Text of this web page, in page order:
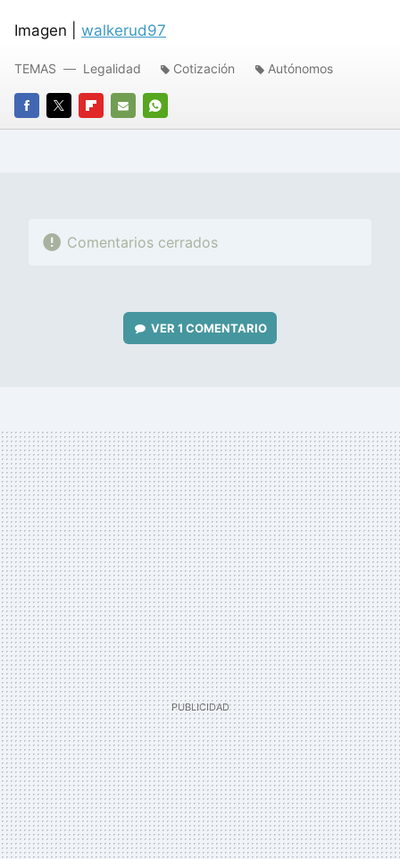
Imagen | walkerud97
FACEBOOK
TWITTERFLIPBOARD
E-
WHATSAPP
TEMAS Legalidad Cotización Autónomos
Comentarios cerrados
VER 1 COMENTARIO